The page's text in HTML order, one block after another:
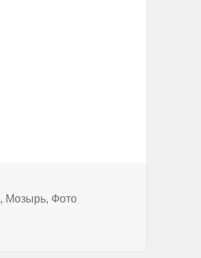
, Мозырь, Фото